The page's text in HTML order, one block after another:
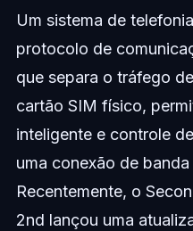
Um sistema de
protocolo de
que separa o tráfego
cartão SIM físico,
inteligente e controle
uma conexão de
Recentemente, o
2nd lançou uma